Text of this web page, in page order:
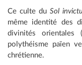
Ce culte duSol
même identité des
divinités orientales
polythéisme païen
chrétienne.